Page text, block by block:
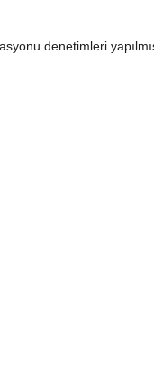
denetimleri